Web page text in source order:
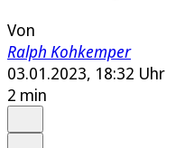
Von
Ralph Kohkemper
03.01.2023, 18:32 Uhr
2 min